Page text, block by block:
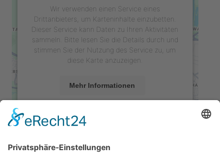
Wir verwenden einen Service eines
Drittanbieters, um Karteninhalte einzubetten.
Dieser Service kann Daten zu Ihren Aktivitäten
sammeln. Bitte lesen Sie die Details durch und
stimmen Sie der Nutzung des Service zu, um
diese Karte anzuzeigen.
Mehr Informationen